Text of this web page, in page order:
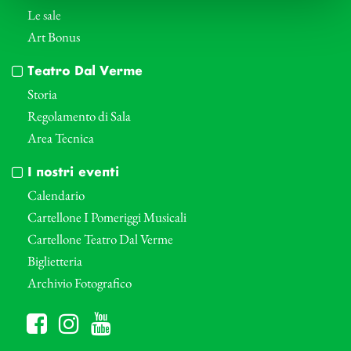
Le sale
Art Bonus
Teatro Dal Verme
Storia
Regolamento di Sala
Area Tecnica
I nostri eventi
Calendario
Cartellone I Pomeriggi Musicali
Cartellone Teatro Dal Verme
Biglietteria
Archivio Fotografico